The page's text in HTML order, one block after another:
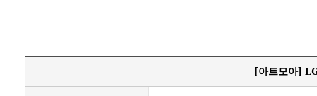
[아트모아]